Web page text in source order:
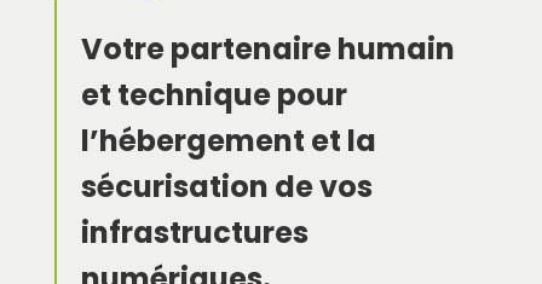
Votre partenaire humain
et technique pour
l’hébergement et la
sécurisation de vos
infrastructures